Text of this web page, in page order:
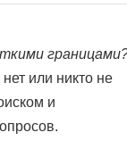
или никто не
и